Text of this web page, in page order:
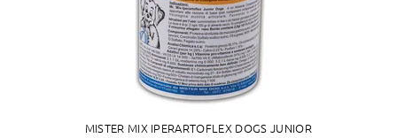
MISTER MIX IPERARTOFLEX DOGS JUNIOR